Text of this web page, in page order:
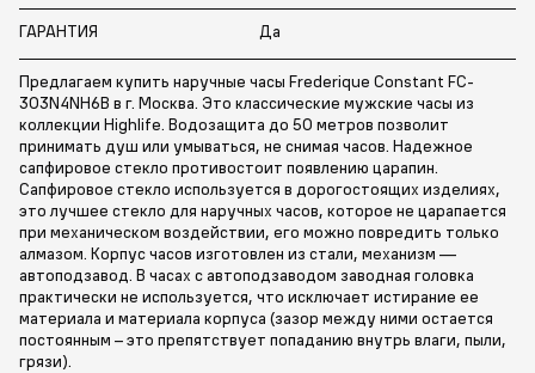
ГАРАНТИЯ Да
Предлагаем купить наручные часы Frederique Constant FC-
303N4NH6B в г. Москва. Это классические мужские часы из
коллекции Highlife. Водозащита до 50 метров позволит
принимать душ или умываться, не снимая часов. Надежное
сапфировое стекло противостоит появлению царапин.
Сапфировое стекло используется в дорогостоящих изделиях,
это лучшее стекло для наручных часов, которое не царапается
при механическом воздействии, его можно повредить только
алмазом. Корпус часов изготовлен из стали, механизм —
автоподзавод. В часах с автоподзаводом заводная головка
практически не используется, что исключает истирание ее
материала и материала корпуса (зазор между ними остается
постоянным – это препятствует попаданию внутрь влаги, пыли,
грязи).